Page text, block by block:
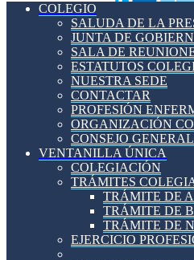
COLEGIO
SALUDA DE LA
JUNTA DE
SALA DE
ESTATUTOS
NUESTRA SEDE
CONTACTAR
PROFESIÓN
ORGANIZACIÓN
CONSEJO
VENTANILLA ÚNICA
COLEGIACIÓN
TRÁMITES
TRÁMITE DE
TRÁMITE DE
TRÁMITE DE
EJERCICIO